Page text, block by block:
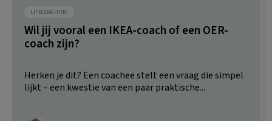
LIFECOACHING
Wil jij vooral een IKEA-coach of een OER-
coach zijn?
Herken je dit? Een coachee stelt een vraag die simpel
lijkt – een kwestie van een paar praktische...